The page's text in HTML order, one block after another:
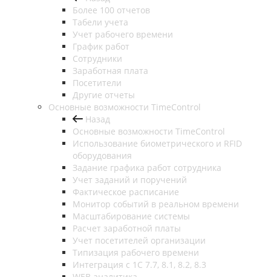
Более 100 отчетов
Табели учета
Учет рабочего времени
График работ
Сотрудники
Заработная плата
Посетители
Другие отчеты
Основные возможности TimeControl
Назад
Основные возможности TimeControl
Использование биометрического и RFID
оборудования
Задание графика работ сотрудника
Учет заданий и поручений
Фактическое расписание
Монитор событий в реальном времени
Масштабирование системы
Расчет заработной платы
Учет посетителей организации
Типизация рабочего времени
Интеграция с 1С 7.7, 8.1, 8.2, 8.3